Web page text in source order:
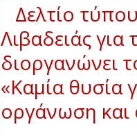
Δελτίο
Λιβαδειάς
διοργανώνει
«Καμία θυσία
οργάνωση και